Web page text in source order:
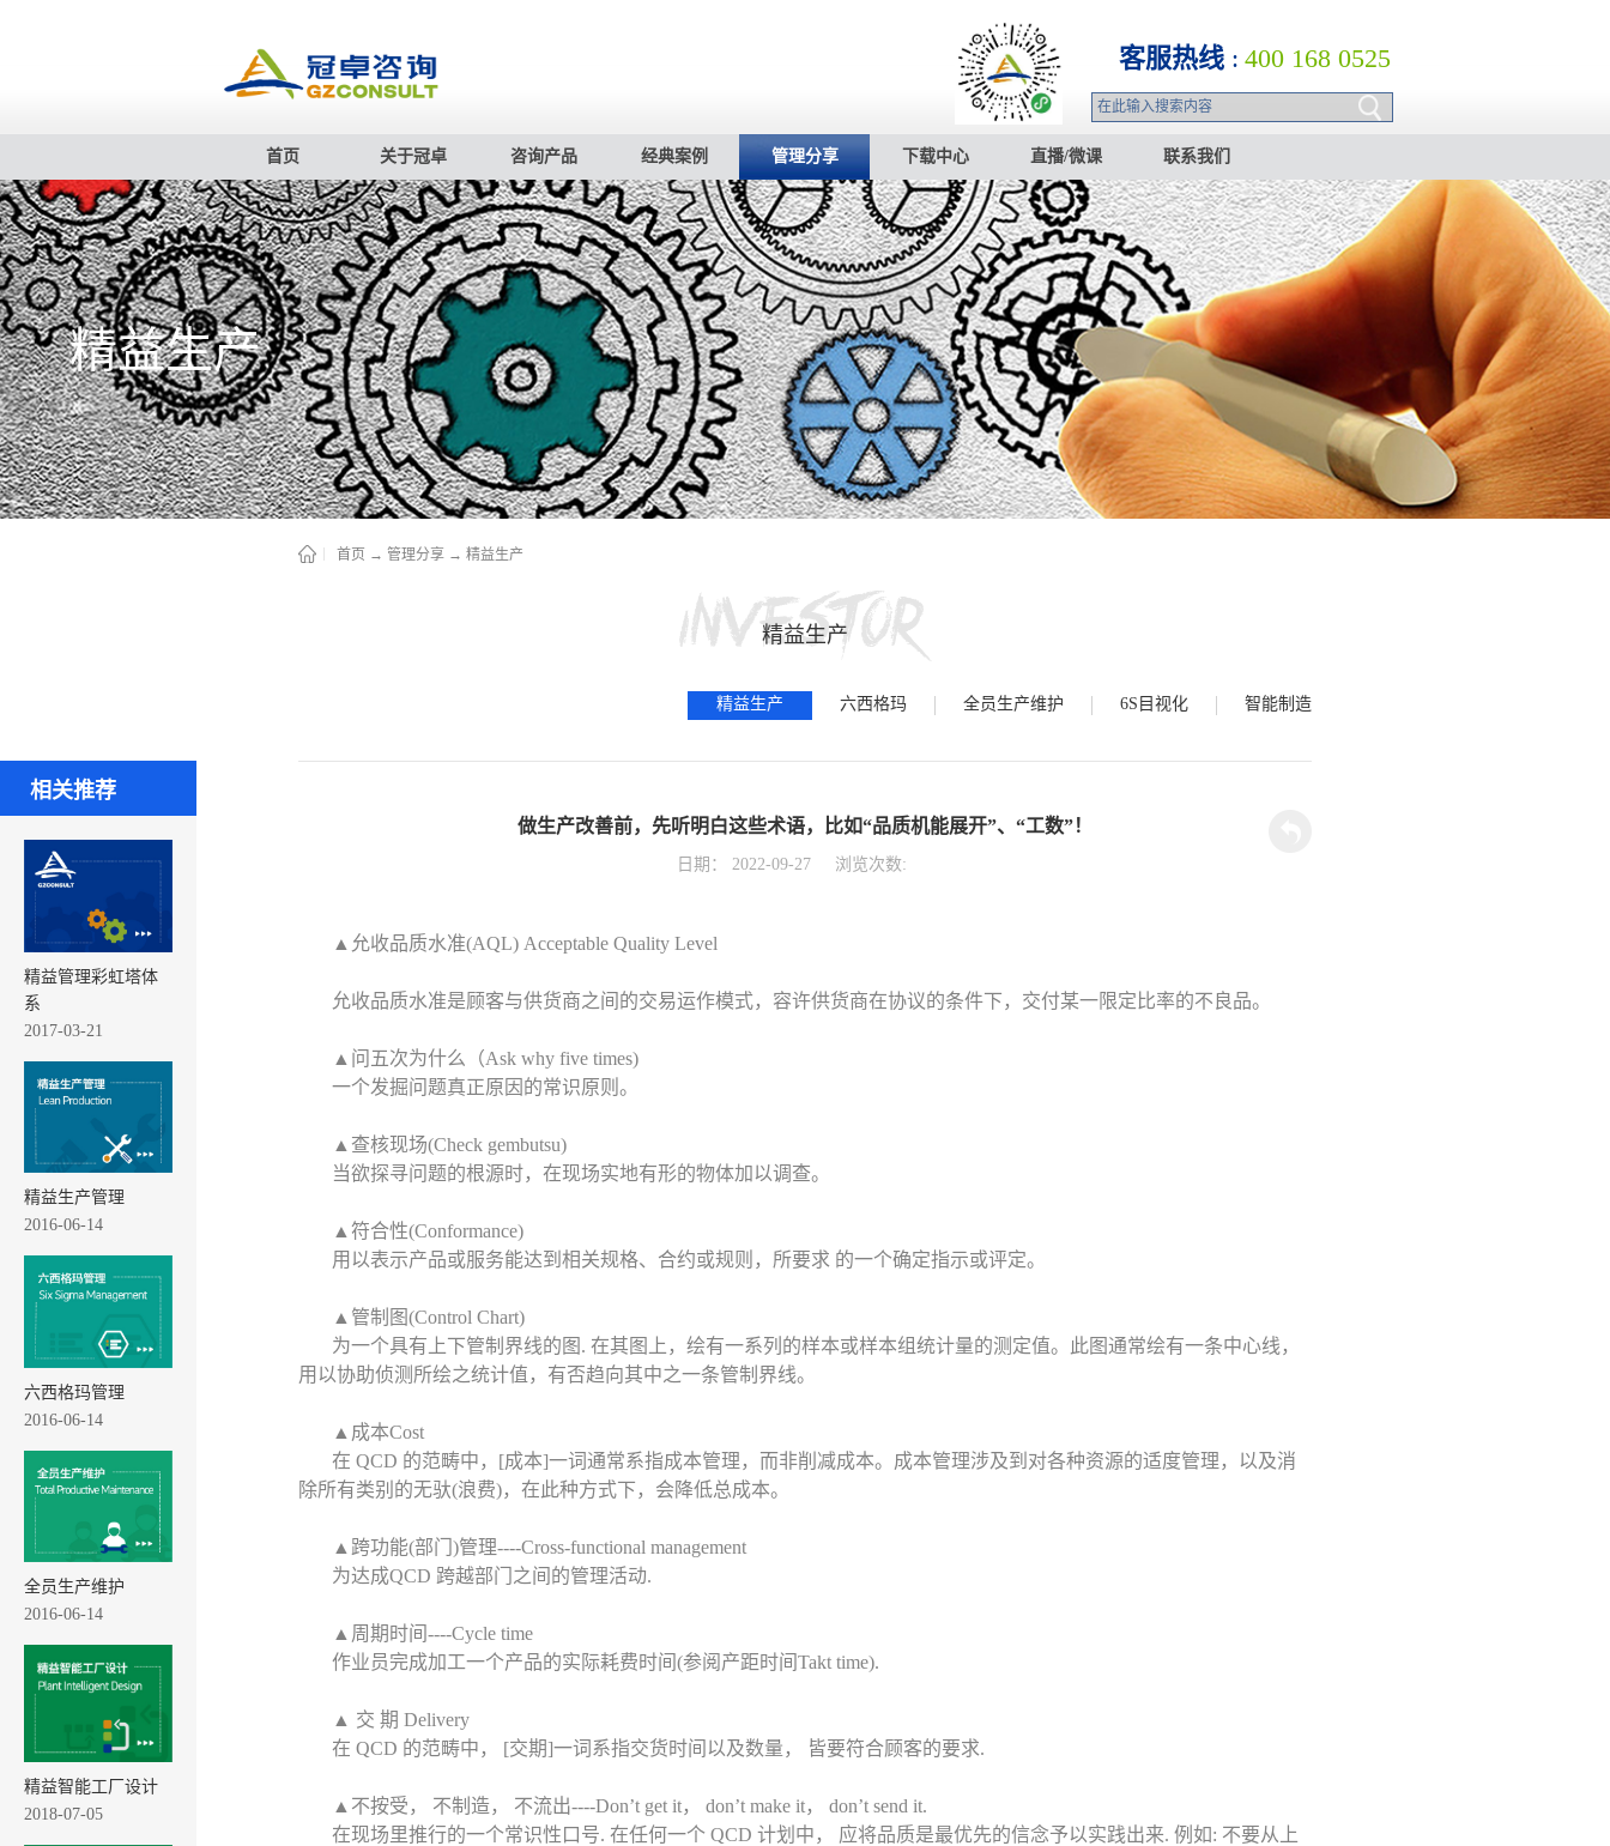
客服热线 : 400 168 0525
首页 关于冠卓 咨询产品 经典案例 管理分享 下载中心 直播/微课 联系我们
精益生产
相关推荐
精益管理彩虹塔体
系
2017-03-21
精益生产管理
2016-06-14
六西格玛管理
2016-06-14
全员生产维护
2016-06-14
精益智能工厂设计
2018-07-05
首页 → 管理分享 → 精益生产
精益生产
精益生产 六西格玛 全员生产维护 6S目视化 智能制造
做生产改善前，先听明白这些术语，比如“品质机能展开”、“工数”！
日期： 2022-09-27 浏览次数:
▲允收品质水准(AQL) Acceptable Quality Level
允收品质水准是顾客与供货商之间的交易运作模式，容许供货商在协议的条件下，交付某一限定比率的不良品。
▲问五次为什么（Ask why five times)
一个发掘问题真正原因的常识原则。
▲查核现场(Check gembutsu)
当欲探寻问题的根源时，在现场实地有形的物体加以调查。
▲符合性(Conformance)
用以表示产品或服务能达到相关规格、合约或规则，所要求 的一个确定指示或评定。
▲管制图(Control Chart)
为一个具有上下管制界线的图. 在其图上，绘有一系列的样本或样本组统计量的测定值。此图通常绘有一条中心线，
用以协助侦测所绘之统计值，有否趋向其中之一条管制界线。
▲成本Cost
在 QCD 的范畴中，[成本]一词通常系指成本管理，而非削减成本。成本管理涉及到对各种资源的适度管理，以及消
除所有类别的无驮(浪费)，在此种方式下，会降低总成本。
▲跨功能(部门)管理----Cross-functional management
为达成QCD 跨越部门之间的管理活动.
▲周期时间----Cycle time
作业员完成加工一个产品的实际耗费时间(参阅产距时间Takt time).
▲ 交 期 Delivery
在 QCD 的范畴中， [交期]一词系指交货时间以及数量， 皆要符合顾客的要求.
▲不按受， 不制造， 不流出----Don’t get it， don’t make it， don’t send it.
在现场里推行的一个常识性口号. 在任何一个 QCD 计划中， 应将品质是最优先的信念予以实践出来. 例如: 不要从上